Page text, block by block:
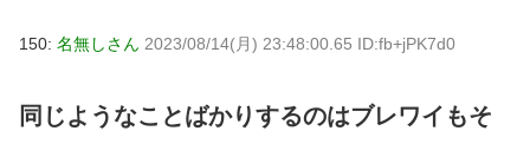
150: 名無しさん 2023/08/14(月) 23:48:00.65 ID:fb+jPK7d0
同じようなことばかりするのはブレワイもそ